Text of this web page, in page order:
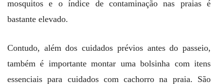
mosquitos e o índice de contaminação nas praias é
bastante elevado.
Contudo, além dos cuidados prévios antes do passeio,
também é importante montar uma bolsinha com itens
essenciais para cuidados com cachorro na praia. São